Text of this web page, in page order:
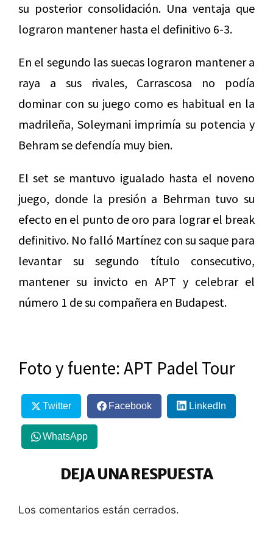
su posterior consolidación. Una ventaja que
lograron mantener hasta el definitivo 6-3.
En el segundo las suecas lograron mantener a
raya a sus rivales, Carrascosa no podía
dominar con su juego como es habitual en la
madrileña, Soleymani imprimía su potencia y
Behram se defendía muy bien.
El set se mantuvo igualado hasta el noveno
juego, donde la presión a Behrman tuvo su
efecto en el punto de oro para lograr el break
definitivo. No falló Martínez con su saque para
levantar su segundo título consecutivo,
mantener su invicto en APT y celebrar el
número 1 de su compañera en Budapest.
Foto y fuente: APT Padel Tour
Twitter Facebook LinkedIn
WhatsApp
DEJA UNA RESPUESTA
Los comentarios están cerrados.